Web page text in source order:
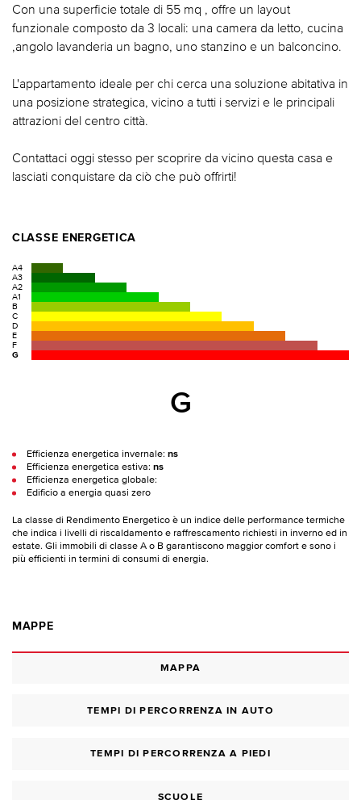
Con una superficie totale di 55 mq , offre un layout
funzionale composto da 3 locali: una camera da letto, cucina
,angolo lavanderia un bagno, uno stanzino e un balconcino.
L'appartamento ideale per chi cerca una soluzione abitativa in
una posizione strategica, vicino a tutti i servizi e le principali
attrazioni del centro città.
Contattaci oggi stesso per scoprire da vicino questa casa e
lasciati conquistare da ciò che può offrirti!
CLASSE ENERGETICA
A4
A3
A2
A1
B
C
D
E
F
G
G
Efficienza energetica invernale: ns
Efficienza energetica estiva: ns
Efficienza energetica globale:
Edificio a energia quasi zero
La classe di Rendimento Energetico è un indice delle performance termiche
che indica i livelli di riscaldamento e raffrescamento richiesti in inverno ed in
estate. Gli immobili di classe A o B garantiscono maggior comfort e sono i
più efficienti in termini di consumi di energia.
MAPPE
MAPPA
TEMPI DI PERCORRENZA IN AUTO
TEMPI DI PERCORRENZA A PIEDI
SCUOLE